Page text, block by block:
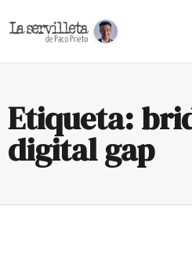
Etiqueta:
digital gap